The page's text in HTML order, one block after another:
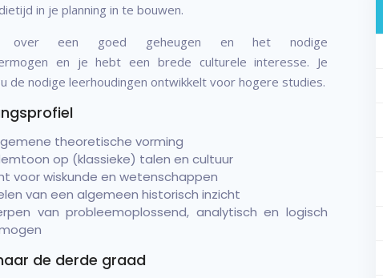
in je planning in te bouwen.
over een goed geheugen en het nodige
en je hebt een brede culturele interesse. Je
de nodige leerhoudingen ontwikkelt voor hogere studies.
theoretische vorming
op (klassieke) talen en cultuur
voor wiskunde en wetenschappen
van een algemeen historisch inzicht
van probleemoplossend, analytisch en logisch
de derde graad